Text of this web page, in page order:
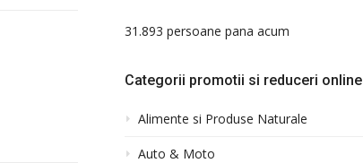
31.893 persoane pana acum
Categorii promotii si reduceri online
Alimente si Produse Naturale
Auto & Moto